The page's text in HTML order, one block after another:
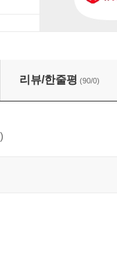
리뷰/한줄평 (90/0)